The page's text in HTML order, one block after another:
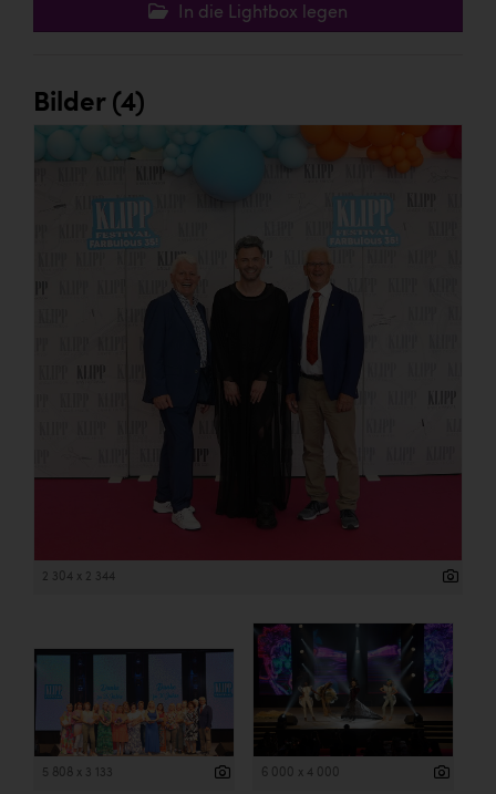
In die Lightbox legen
Bilder (4)
2 304 x 2 344
5 808 x 3 133 6 000 x 4 000